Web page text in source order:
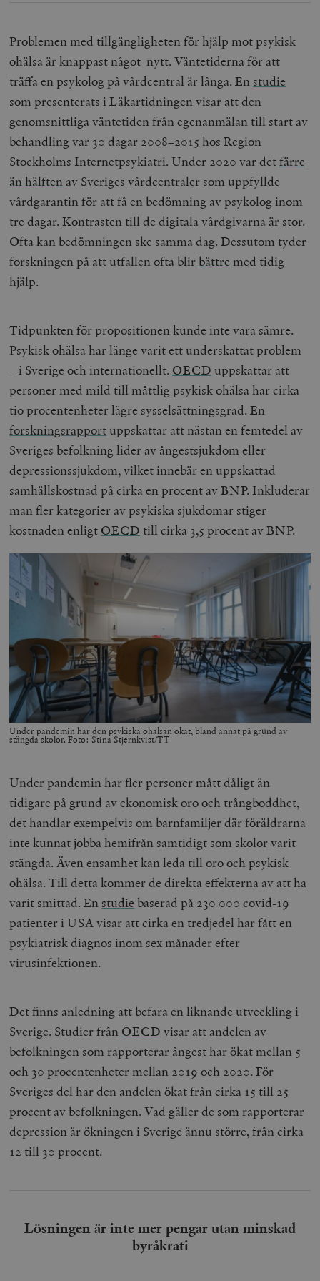
Problemen med tillgängligheten för hjälp mot psykisk
ohälsa är knappast något nytt. Väntetiderna för att
träffa en psykolog på vårdcentral är långa. En studie
som presenterats i Läkartidningen visar att den
genomsnittliga väntetiden från egenanmälan till start av
behandling var 30 dagar 2008–2015 hos Region
Stockholms Internetpsykiatri. Under 2020 var detfärre
än hälften av Sveriges vårdcentraler som uppfyllde
vårdgarantin för att få en bedömning av psykolog inom
tre dagar. Kontrasten till de digitala vårdgivarna är stor.
Ofta kan bedömningen ske samma dag. Dessutom tyder
forskningen på att utfallen ofta blir bättre med tidig
hjälp.
Tidpunkten för propositionen kunde inte vara sämre.
Psykisk ohälsa har länge varit ett underskattat problem
– i Sverige och internationellt. OECD uppskattar att
personer med mild till måttlig psykisk ohälsa har cirka
tio procentenheter lägre sysselsättningsgrad. En
forskningsrapport uppskattar att nästan en femtedel av
Sveriges befolkning lider av ångestsjukdom eller
depressionssjukdom, vilket innebär en uppskattad
samhällskostnad på cirka en procent av BNP. Inkluderar
man fler kategorier av psykiska sjukdomar stiger
kostnaden enligt OECD till cirka 3,5 procent av BNP.
Under pandemin har den psykiska ohälsan ökat, bland annat på grund av
stängda skolor. Foto: Stina Stjernkvist/TT
Under pandemin har fler personer mått dåligt än
tidigare på grund av ekonomisk oro och trångboddhet,
det handlar exempelvis om barnfamiljer där föräldrarna
inte kunnat jobba hemifrån samtidigt som skolor varit
stängda. Även ensamhet kan leda till oro och psykisk
ohälsa. Till detta kommer de direkta effekterna av att ha
varit smittad. En studie baserad på 230 000 covid-19
patienter i USA visar att cirka en tredjedel har fått en
psykiatrisk diagnos inom sex månader efter
virusinfektionen.
Det finns anledning att befara en liknande utveckling i
Sverige. Studier från OECD visar att andelen av
befolkningen som rapporterar ångest har ökat mellan 5
och 30 procentenheter mellan 2019 och 2020. För
Sveriges del har den andelen ökat från cirka 15 till 25
procent av befolkningen. Vad gäller de som rapporterar
depression är ökningen i Sverige ännu större, från cirka
12 till 30 procent.
Lösningen är inte mer pengar utan minskad
byråkrati